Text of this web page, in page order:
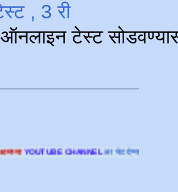
, 3 री
ऑनलाइन टेस्ट
ला भेट देण्यासाठी क्लिक करा.